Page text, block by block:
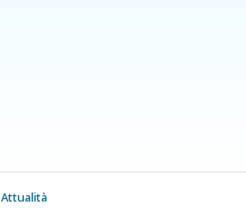
Attualità